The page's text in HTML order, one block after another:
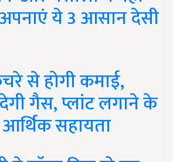
ये 3 आसान देसी
से होगी कमाई,
गैस, प्लांट लगाने के
सहायता